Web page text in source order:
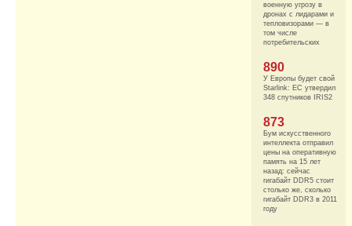
военную угрозу в
дронах с лидарами и
тепловизорами — в
том числе
потребительских
890
У Европы будет свой
Starlink: ЕС утвердил
348 спутников IRIS2
873
Бум искусственного
интеллекта отправил
цены на оперативную
память на 15 лет
назад: сейчас
гигабайт DDR5 стоит
столько же, сколько
гигабайт DDR3 в 2011
году